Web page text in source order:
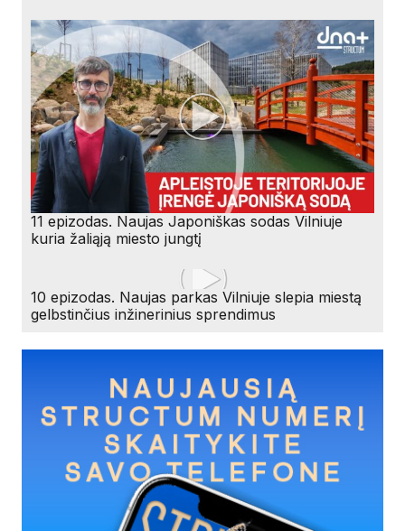
11 epizodas. Naujas Japoniškas sodas Vilniuje
kuria žaliąją miesto jungtį
10 epizodas. Naujas parkas Vilniuje slepia miestą
gelbstinčius inžinerinius sprendimus